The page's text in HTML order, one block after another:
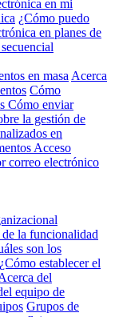
en mi
¿Cómo puedo
en planes de
en masa Acerca
Cómo
Cómo enviar
la gestión de
en
Acceso
correo electrónico
la funcionalidad
son los
¿Cómo establecer el
del
equipo de
Grupos de